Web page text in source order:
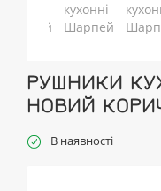
РУШНИКИ
НОВИЙ
В наявності